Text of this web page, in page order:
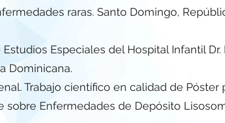
raras. Santo Domingo,
Especiales del Hospital Infantil Dr.
Dominicana.
Trabajo científico en calidad de Póster
Enfermedades de Depósito